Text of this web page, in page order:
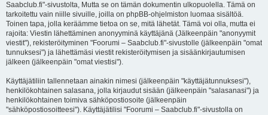
Saabclub.fi"-sivustolta, Mutta se on tämän dokumentin ulkopuolella. Tämä on
tarkoitettu vain niille sivuille, joilla on phpBB-ohjelmiston luomaa sisältöä.
Toinen tapa, jolla keräämme tietoa on se, mitä lähetät. Tämä voi olla, mutta ei
rajoita: Viestin lähettäminen anonyyminä käyttäjänä (Jälkeenpäin "anonyymit
viestit"), rekisteröityminen "Foorumi – Saabclub.fi"-sivustolle (jälkeenpäin "omat
tunnuksesi") ja lähettämäsi viestit rekisteröitymisen ja sisäänkirjautumisen
jälkeen (jälkeenpäin "omat viestisi").
Käyttäjätiliin tallennetaan ainakin nimesi (jälkeenpäin "käyttäjätunnuksesi"),
henkilökohtainen salasana, jolla kirjaudut sisään (jälkeenpäin "salasanasi") ja
henkilökohtainen toimiva sähköpostiosoite (jälkeenpäin
"sähköpostiosoitteesi"). Käyttäjätilisi "Foorumi – Saabclub.fi"-sivustolla on